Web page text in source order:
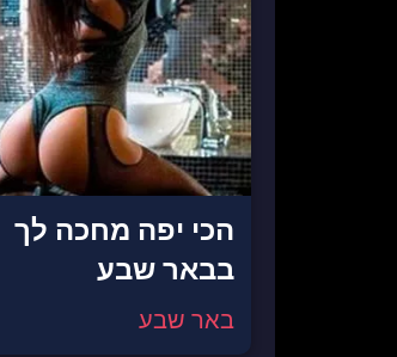
הכי יפה מחכה לך
בבאר שבע
באר שבע